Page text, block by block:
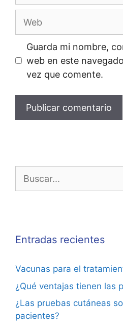
Guarda mi nombre,
web en este
vez que comente.
Entradas recientes
Vacunas para el
¿Qué ventajas tienen las
¿Las pruebas cutáneas
pacientes?